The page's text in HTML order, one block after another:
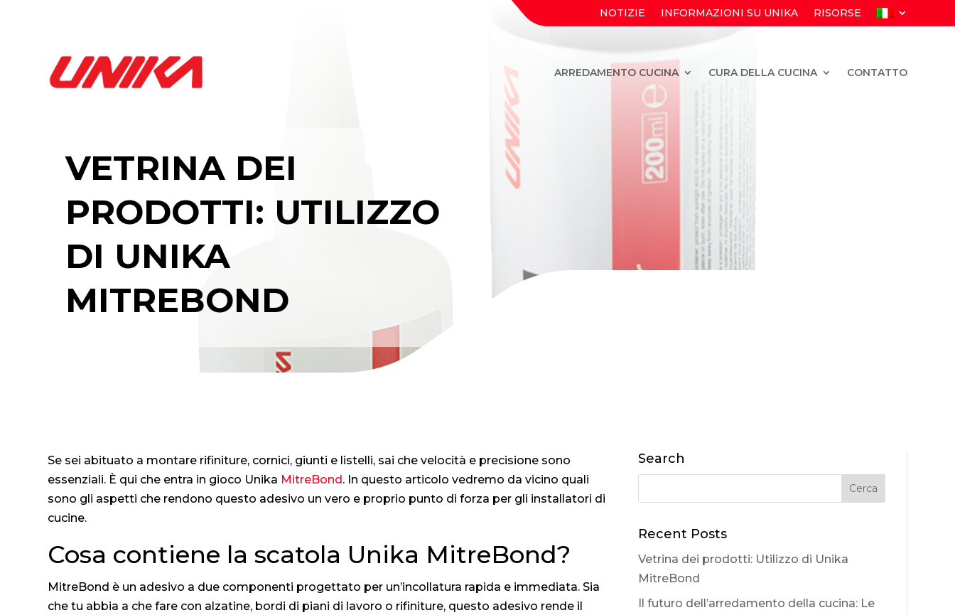
NOTIZIE INFORMAZIONI SU UNIKA RISORSE
ARREDAMENTO CUCINA CURA DELLA CUCINA CONTATTO
VETRINA DEI
PRODOTTI: UTILIZZO
DI UNIKA
MITREBOND
Se sei abituato a montare rifiniture, cornici, giunti e listelli, sai che velocità e precisione sono
essenziali. È qui che entra in gioco Unika MitreBond. In questo articolo vedremo da vicino quali
sono gli aspetti che rendono questo adesivo un vero e proprio punto di forza per gli installatori di
cucine.
Cosa contiene la scatola Unika MitreBond?
MitreBond è un adesivo a due componenti progettato per un’incollatura rapida e immediata. Sia
che tu abbia a che fare con alzatine, bordi di piani di lavoro o rifiniture, questo adesivo rende il
Search
Recent Posts
Vetrina dei prodotti: Utilizzo di Unika
MitreBond
Il futuro dell’arredamento della cucina: Le